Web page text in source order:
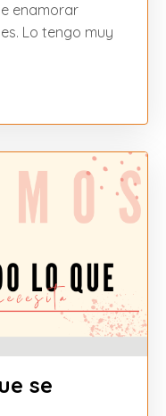
enamorar
Lo tengo muy
se